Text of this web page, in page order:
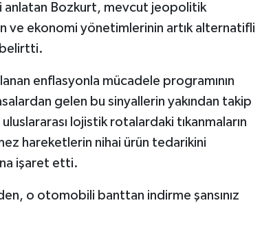
anlatan Bozkurt, mevcut jeopolitik
ve ekonomi yönetimlerinin artık alternatifli
belirtti.
enflasyonla mücadele programının
gelen bu sinyallerin yakından takip
lojistik rotalardaki tıkanmaların
hareketlerin nihai ürün tedarikini
işaret etti.
o otomobili banttan indirme şansınız